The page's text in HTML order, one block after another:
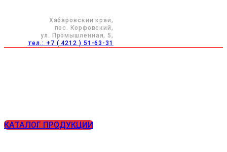
Хабаровский край,
пос. Корфовский,
ул. Промышленная, 5,
тел.: +7 ( 4212 ) 51-63-31
КАТАЛОГ ПРОДУКЦИИ